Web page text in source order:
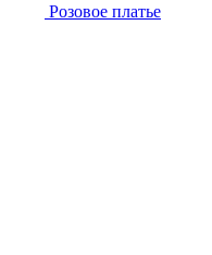
Розовое платье